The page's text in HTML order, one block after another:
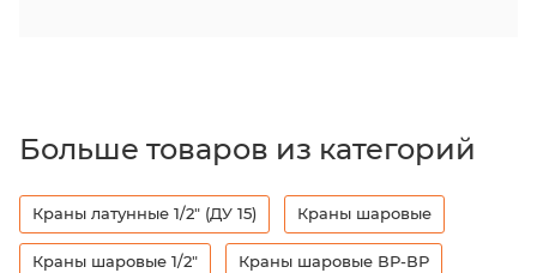
Больше товаров из категорий
Краны латунные 1/2" (ДУ 15) Краны шаровые
Краны шаровые 1/2" Краны шаровые ВР-ВР